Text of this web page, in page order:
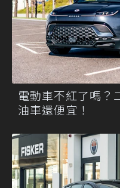
電動車不紅了嗎？
油車還便宜！